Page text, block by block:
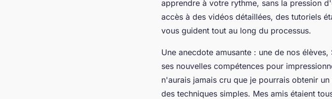
apprendre à votre rythme, sans la pression
accès à des vidéos détaillées, des tutoriels
vous guident tout au long du processus.
Une anecdote amusante : une de nos
ses nouvelles compétences pour
n'aurais jamais cru que je pourrais obtenir
des techniques simples. Mes amis étaient